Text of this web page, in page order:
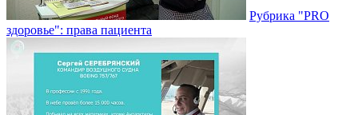
Рубрика "PRO
здоровье": права пациента